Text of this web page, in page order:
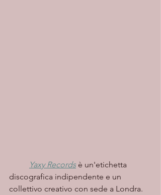
Yaxy Records è un'etichetta
discografica indipendente e un
collettivo creativo con sede a Londra.